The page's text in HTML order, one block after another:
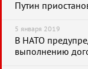
Путин
5 января 2019
В НАТО
выполнению